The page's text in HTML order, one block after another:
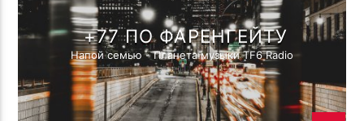
+77 ПО ФАРЕНГЕЙТУ
Напой семью - Планета музыки TF6 Radio